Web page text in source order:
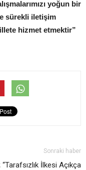
yoğun bir
sürekli iletişim
hizmet etmektir”
Sonraki haber
İlkesi Açıkça